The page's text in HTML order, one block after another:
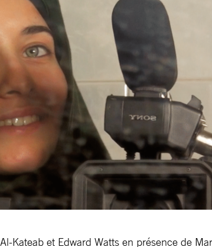
Kateab et Edward Watts en présence de